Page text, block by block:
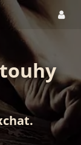
.